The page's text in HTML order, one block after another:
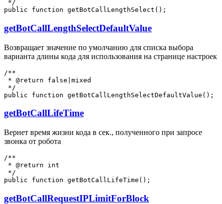
*/
getBotCallLengthSelectDefaultValue
Возвращает значение по умолчанию для списка выбора
варианта длины кода для использования на странице настроек
/**
* @return false|mixed
*/
getBotCallLifeTime
Вернет время жизни кода в сек., полученного при запросе
звонка от робота
/**
* @return int
*/
getBotCallRequestIPLimitForBlock